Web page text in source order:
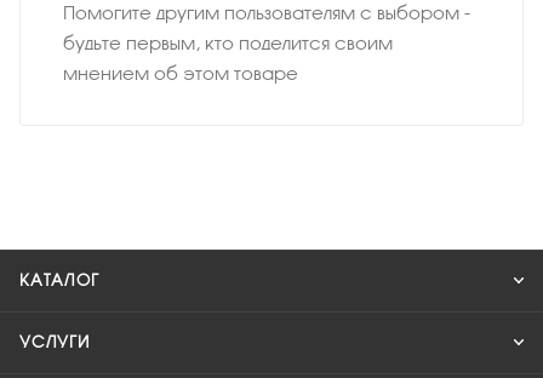
Помогите другим пользователям с выбором -
будьте первым, кто поделится своим
мнением об этом товаре
КАТАЛОГ
УСЛУГИ